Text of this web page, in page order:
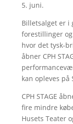
5. juni.
Billetsalget er i
forestillinger
hvor det tysk-
åbner CPH
kan opleves på
CPH STAGE
fire mindre
Husets Teater